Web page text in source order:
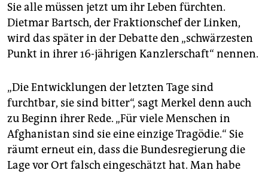
Sie alle müssen jetzt um ihr Leben fürchten.
Dietmar Bartsch, der Fraktionschef der Linken,
wird das später in der Debatte den „schwärzesten
Punkt in ihrer 16-jährigen Kanzlerschaft“ nennen.
„Die Entwicklungen der letzten Tage sind
furchtbar, sie sind bitter“, sagt Merkel denn auch
zu Beginn ihrer Rede. „Für viele Menschen in
Afghanistan sind sie eine einzige Tragödie.“ Sie
räumt erneut ein, dass die Bundesregierung die
Lage vor Ort falsch eingeschätzt hat. Man habe